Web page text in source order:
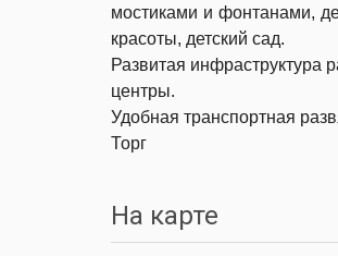
мостиками и фонтанами,
красоты, детский сад.
Развитая инфраструктура
центры.
Удобная транспортная
Торг
На карте